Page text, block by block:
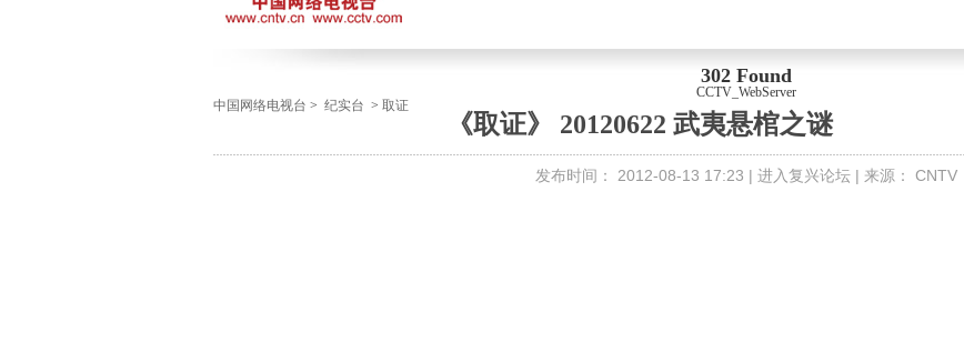
302 Found
CCTV_WebServer
中国网络电视台 > 纪实台 > 取证
《取证》 20120622 武夷悬棺之谜
发布时间： 2012-08-13 17:23 | 进入复兴论坛 | 来源： CNTV